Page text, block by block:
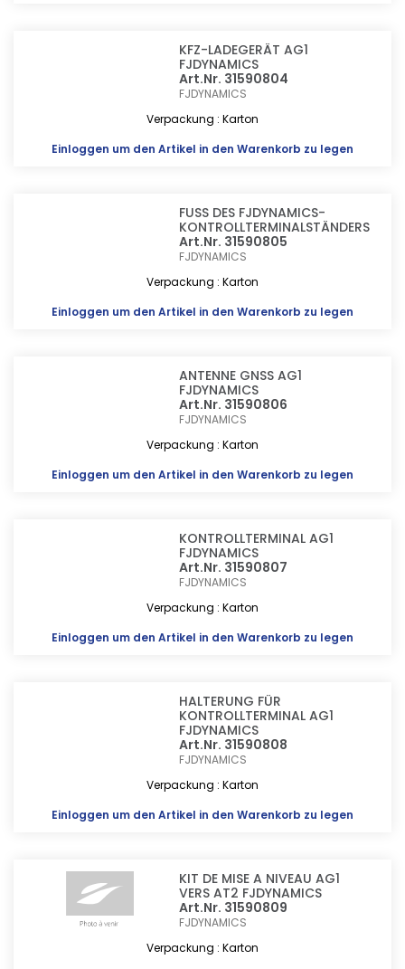
KFZ-LADEGERÄT AG1
FJDYNAMICS
Art.Nr. 31590804
FJDYNAMICS
Verpackung : Karton
Einloggen um den Artikel in den Warenkorb zu legen
FUSS DES FJDYNAMICS-
KONTROLLTERMINALSTÄNDERS
Art.Nr. 31590805
FJDYNAMICS
Verpackung : Karton
Einloggen um den Artikel in den Warenkorb zu legen
ANTENNE GNSS AG1
FJDYNAMICS
Art.Nr. 31590806
FJDYNAMICS
Verpackung : Karton
Einloggen um den Artikel in den Warenkorb zu legen
KONTROLLTERMINAL AG1
FJDYNAMICS
Art.Nr. 31590807
FJDYNAMICS
Verpackung : Karton
Einloggen um den Artikel in den Warenkorb zu legen
HALTERUNG FÜR
KONTROLLTERMINAL AG1
FJDYNAMICS
Art.Nr. 31590808
FJDYNAMICS
Verpackung : Karton
Einloggen um den Artikel in den Warenkorb zu legen
KIT DE MISE A NIVEAU AG1
VERS AT2 FJDYNAMICS
Art.Nr. 31590809
FJDYNAMICS
Verpackung : Karton